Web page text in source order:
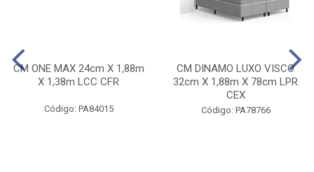
CM ONE MAX 24cm X 1,88m
X 1,38m LCC CFR
Código: PA84015
CM DINAMO LUXO VISCO
32cm X 1,88m X 78cm LPR
CEX
Código: PA78766